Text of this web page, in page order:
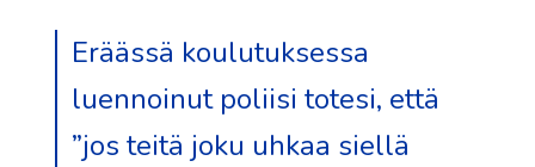
Eräässä koulutuksessa
luennoinut poliisi totesi, että
”jos teitä joku uhkaa siellä